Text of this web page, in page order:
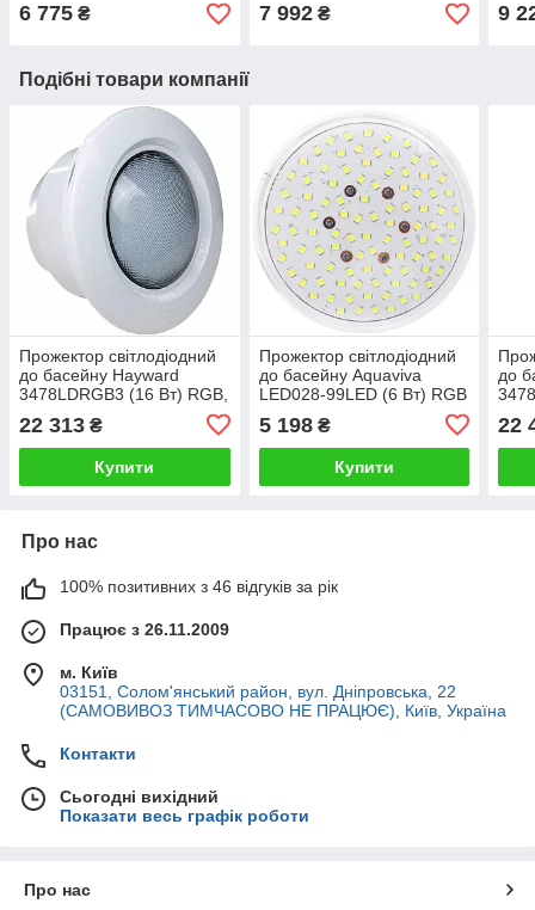
6 775 ₴ 7 992₴ 9
Подібні товари компанії
Прожектор світлодіодний
до басейну Hayward
3478LDRGB3 (16 Вт) RGB,
під лайнер, PAR56, корпус
White
22 313 ₴
Купити
Прожектор світлодіодний
до басейну Aquaviva
LED028-99LED (6 Вт) RGB
скловолокно
5 198₴
Купити
до
22
Про нас
100% позитивних з 46 відгуків за рік
Працює з 26.11.2009
м. Київ
03151, Солом'янський район, вул. Дніпровська, 22
(САМОВИВОЗ ТИМЧАСОВО НЕ ПРАЦЮЄ), Київ, Україна
Контакти
Сьогодні вихідний
Показати весь графік роботи
Про нас